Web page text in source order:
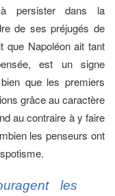
persister dans la
de ses préjugés de
que Napoléon ait tant
est un signe
que les premiers
grâce au caractère
au contraire à y faire
les penseurs ont
les